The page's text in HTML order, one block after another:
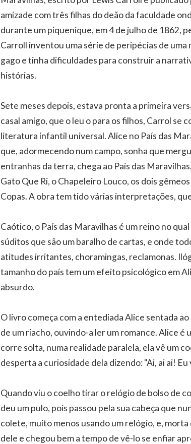
amizade com três filhas do deão da faculdade
durante um piquenique, em 4 de julho de 1862,
Carroll inventou uma série de peripécias de uma
gago e tinha dificuldades para construir a
histórias.
Sete meses depois, estava pronta a primeira
casal amigo, que o leu o para os filhos, Carrol se
literatura infantil universal. Alice no País das
que, adormecendo num campo, sonha que
entranhas da terra, chega ao País das
Gato Que Ri, o Chapeleiro Louco, os dois
Copas. A obra tem tido várias interpretações,
Caótico, o País das Maravilhas é um reino no
súditos que são um baralho de cartas, e onde
atitudes irritantes, choramingas, reclamonas.
tamanho do país tem um efeito psicológico em
absurdo.
O livro começa com a entediada Alice sentada
de um riacho, ouvindo-a ler um romance. Alice
corre solta, numa realidade paralela, ela vê um
desperta a curiosidade dela dizendo: "Ai, ai ai!
Quando viu o coelho tirar o relógio de bolso de
deu um pulo, pois passou pela sua cabeça que
colete, muito menos usando um relógio, e,
dele e chegou bem a tempo de vê-lo se enfiar